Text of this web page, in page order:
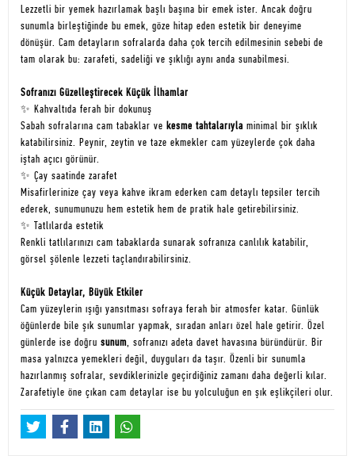
Lezzetli bir yemek hazırlamak başlı başına bir emek ister. Ancak doğru
sunumla birleştiğinde bu emek, göze hitap eden estetik bir deneyime
dönüşür. Cam detayların sofralarda daha çok tercih edilmesinin sebebi de
tam olarak bu: zarafeti, sadeliği ve şıklığı aynı anda sunabilmesi.
Sofranızı Güzelleştirecek Küçük İlhamlar
✨ Kahvaltıda ferah bir dokunuş
Sabah sofralarına cam tabaklar ve kesme tahtalarıyla minimal bir şıklık
katabilirsiniz. Peynir, zeytin ve taze ekmekler cam yüzeylerde çok daha
iştah açıcı görünür.
✨ Çay saatinde zarafet
Misafirlerinize çay veya kahve ikram ederken cam detaylı tepsiler tercih
ederek, sunumunuzu hem estetik hem de pratik hale getirebilirsiniz.
✨ Tatlılarda estetik
Renkli tatlılarınızı cam tabaklarda sunarak sofranıza canlılık katabilir,
görsel şölenle lezzeti taçlandırabilirsiniz.
Küçük Detaylar, Büyük Etkiler
Cam yüzeylerin ışığı yansıtması sofraya ferah bir atmosfer katar. Günlük
öğünlerde bile şık sunumlar yapmak, sıradan anları özel hale getirir. Özel
günlerde ise doğru sunum, sofranızı adeta davet havasına büründürür. Bir
masa yalnızca yemekleri değil, duyguları da taşır. Özenli bir sunumla
hazırlanmış sofralar, sevdiklerinizle geçirdiğiniz zamanı daha değerli kılar.
Zarafetiyle öne çıkan cam detaylar ise bu yolculuğun en şık eşlikçileri olur.